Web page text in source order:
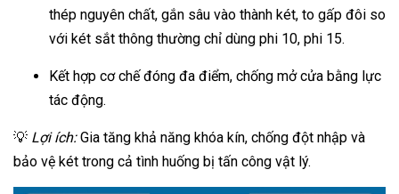
thép nguyên chất, gắn sâu vào thành két, to gấp đôi so
với két sắt thông thường chỉ dùng phi 10, phi 15.
Kết hợp cơ chế đóng đa điểm, chống mở cửa bằng lực
tác động.
💡 Lợi ích:Gia tăng khả năng khóa kín, chống đột nhập và
bảo vệ két trong cả tình huống bị tấn công vật lý.